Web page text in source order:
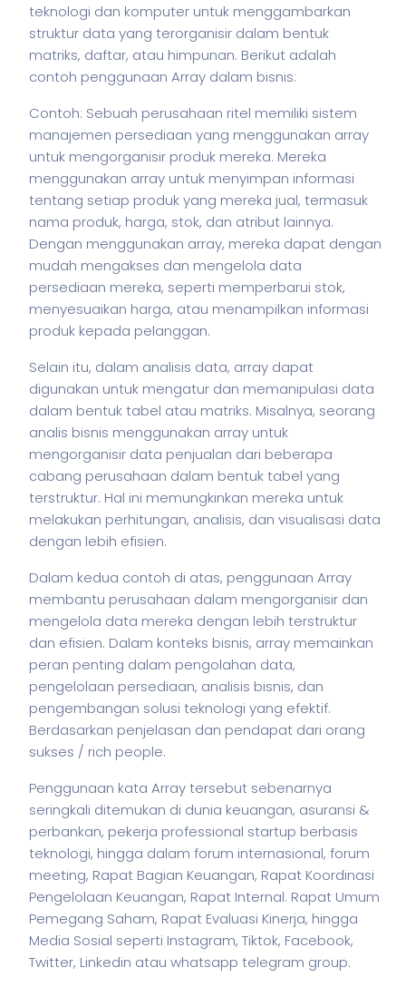
teknologi dan komputer untuk menggambarkan
struktur data yang terorganisir dalam bentuk
matriks, daftar, atau himpunan. Berikut adalah
contoh penggunaan Array dalam bisnis:
Contoh: Sebuah perusahaan ritel memiliki sistem
manajemen persediaan yang menggunakan array
untuk mengorganisir produk mereka. Mereka
menggunakan array untuk menyimpan informasi
tentang setiap produk yang mereka jual, termasuk
nama produk, harga, stok, dan atribut lainnya.
Dengan menggunakan array, mereka dapat dengan
mudah mengakses dan mengelola data
persediaan mereka, seperti memperbarui stok,
menyesuaikan harga, atau menampilkan informasi
produk kepada pelanggan.
Selain itu, dalam analisis data, array dapat
digunakan untuk mengatur dan memanipulasi data
dalam bentuk tabel atau matriks. Misalnya, seorang
analis bisnis menggunakan array untuk
mengorganisir data penjualan dari beberapa
cabang perusahaan dalam bentuk tabel yang
terstruktur. Hal ini memungkinkan mereka untuk
melakukan perhitungan, analisis, dan visualisasi data
dengan lebih efisien.
Dalam kedua contoh di atas, penggunaan Array
membantu perusahaan dalam mengorganisir dan
mengelola data mereka dengan lebih terstruktur
dan efisien. Dalam konteks bisnis, array memainkan
peran penting dalam pengolahan data,
pengelolaan persediaan, analisis bisnis, dan
pengembangan solusi teknologi yang efektif.
Berdasarkan penjelasan dan pendapat dari orang
sukses / rich people.
Penggunaan kata Array tersebut sebenarnya
seringkali ditemukan di dunia keuangan, asuransi &
perbankan, pekerja professional startup berbasis
teknologi, hingga dalam forum internasional, forum
meeting, Rapat Bagian Keuangan, Rapat Koordinasi
Pengelolaan Keuangan, Rapat Internal. Rapat Umum
Pemegang Saham, Rapat Evaluasi Kinerja, hingga
Media Sosial seperti Instagram, Tiktok, Facebook,
Twitter, Linkedin atau whatsapp telegram group.